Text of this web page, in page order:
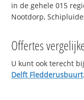
in de gehele 015
Nootdorp,
Offertes
U kunt ook terecht
Delft Fledderusbuurt.